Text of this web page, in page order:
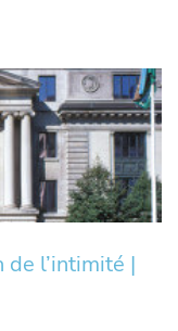
l’intimité |